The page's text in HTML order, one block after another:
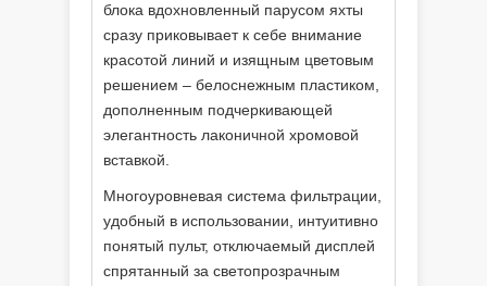
блока вдохновленный парусом яхты
сразу приковывает к себе внимание
красотой линий и изящным цветовым
решением – белоснежным пластиком,
дополненным подчеркивающей
элегантность лаконичной хромовой
вставкой.
Многоуровневая система фильтрации,
удобный в использовании, интуитивно
понятый пульт, отключаемый дисплей
спрятанный за светопрозрачным